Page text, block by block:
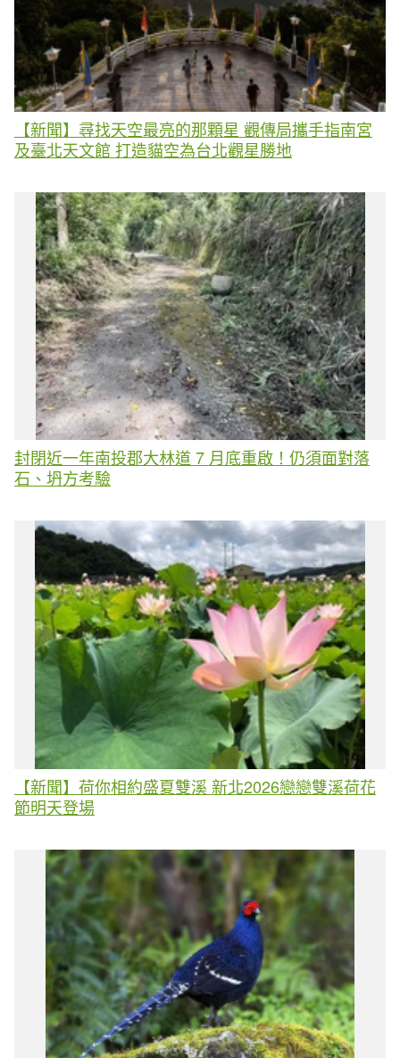
【新聞】尋找天空最亮的那顆星 觀傳局攜手指南宮
及臺北天文館 打造貓空為台北觀星勝地
封閉近一年南投郡大林道 7 月底重啟！仍須面對落
石、坍方考驗
【新聞】荷你相約盛夏雙溪 新北2026戀戀雙溪荷花
節明天登場